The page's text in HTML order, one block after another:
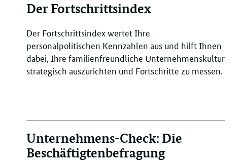
Der Fortschrittsindex
Der Fortschrittsindex wertet Ihre
personalpolitischen Kennzahlen aus und hilft Ihnen
dabei, Ihre familienfreundliche Unternehmenskultur
strategisch auszurichten und Fortschritte zu messen.
Unternehmens-Check: Die
Beschäftigtenbefragung